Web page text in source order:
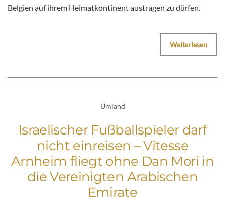
Belgien auf ihrem Heimatkontinent austragen zu dürfen.
Weiterlesen
Umland
Israelischer Fußballspieler darf
nicht einreisen – Vitesse
Arnheim fliegt ohne Dan Mori in
die Vereinigten Arabischen
Emirate